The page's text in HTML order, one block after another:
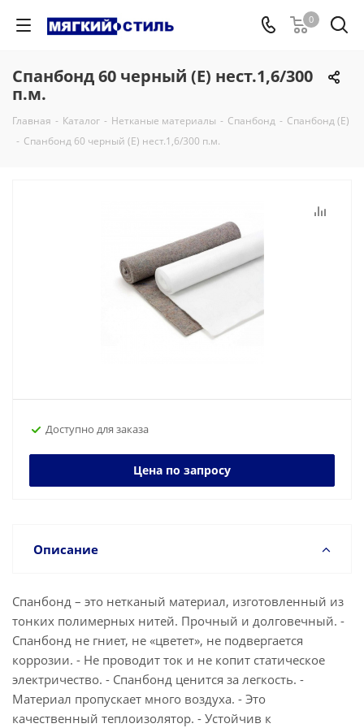
0
Спанбонд 60 черный (Е) нест.1,6/300
п.м.
Главная - Каталог - Нетканые материалы - Спанбонд - Спанбонд (Е)
- Спанбонд 60 черный (Е) нест.1,6/300 п.м.
Доступно для заказа
Цена по запросу
Описание
Спанбонд – это нетканый материал, изготовленный из
тонких полимерных нитей. Прочный и долговечный. -
Спанбонд не гниет, не «цветет», не подвергается
коррозии. - Не проводит ток и не копит статическое
электричество. - Спанбонд ценится за легкость. -
Материал пропускает много воздуха. - Это
качественный теплоизолятор. - Устойчив к